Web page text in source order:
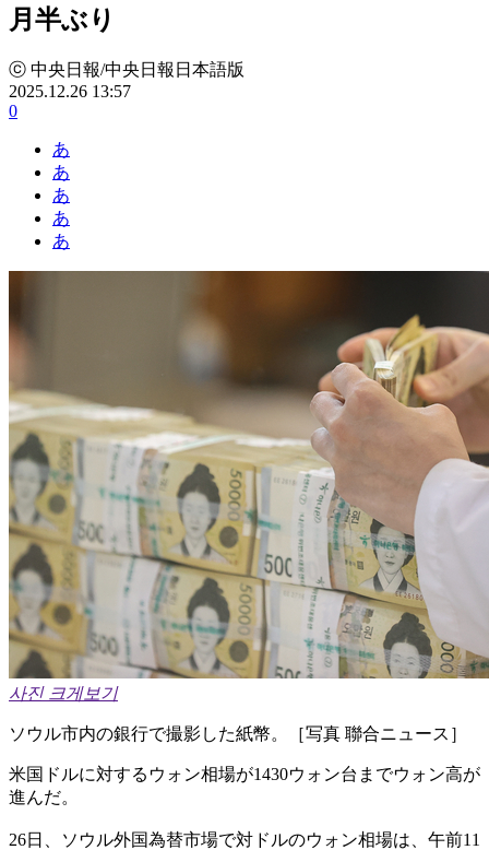
月半ぶり
ⓒ 中央日報/中央日報日本語版
2025.12.26 13:57
0
あ
あ
あ
あ
あ
사진 크게보기
ソウル市内の銀行で撮影した紙幣。［写真 聯合ニュース］
米国ドルに対するウォン相場が1430ウォン台までウォン高が
進んだ。
26日、ソウル外国為替市場で対ドルのウォン相場は、午前11